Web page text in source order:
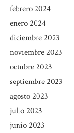
febrero 2024
enero 2024
diciembre 2023
noviembre 2023
octubre 2023
septiembre 2023
agosto 2023
julio 2023
junio 2023